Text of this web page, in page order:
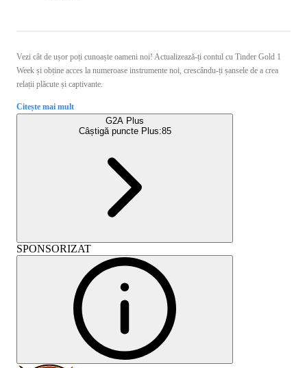
Vezi cât de ușor poți cunoaște oameni noi! Actualizează-ți contul cu Tinder Gold 1
Week și obține acces la numeroase instrumente noi, crescându-ți șansele de a crea
relații plăcute și captivante.
Citește mai mult
G2A Plus
Câștigă puncte Plus:85
SPONSORIZAT